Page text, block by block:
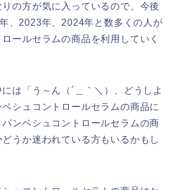
の方が気に入っているので、今後
、2023年、2024年と数多くの人が
ールセラムの商品を利用していく
は「う～ん（´＿｀＼）、どうしよ
シュコントロールセラムの商品に
ンベシュコントロールセラムの商
うか迷われている方もいるかもし